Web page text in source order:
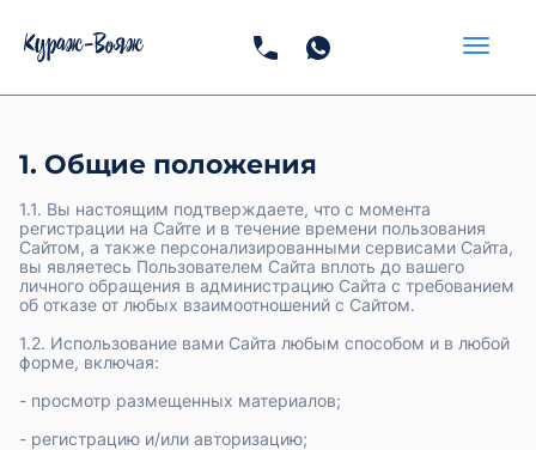
1. Общие положения
1.1. Вы настоящим подтверждаете, что с момента
регистрации на Сайте и в течение времени пользования
Сайтом, а также персонализированными сервисами Сайта,
вы являетесь Пользователем Сайта вплоть до вашего
личного обращения в администрацию Сайта с требованием
об отказе от любых взаимоотношений с Сайтом.
1.2. Использование вами Сайта любым способом и в любой
форме, включая:
- просмотр размещенных материалов;
- регистрацию и/или авторизацию;